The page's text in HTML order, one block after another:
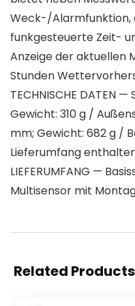
Weck-/Alarmfunktion,
funkgesteuerte Zeit-
Anzeige der aktuellen
Stunden
TECHNISCHE DATEN
Gewicht: 310 g /
mm; Gewicht: 682 g /
Lieferumfang
LIEFERUMFANG —
Multisensor mit
Related Products